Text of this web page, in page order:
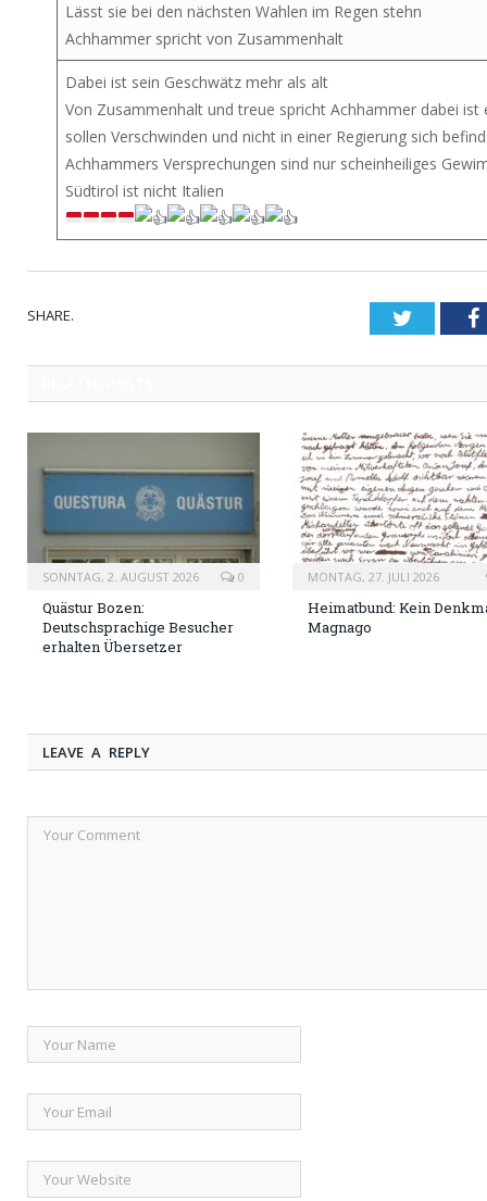
Lässt sie bei den nächsten Wahlen im Regen stehn
Achhammer spricht von Zusammenhalt
Dabei ist sein Geschwätz mehr als alt
Von Zusammenhalt und treue spricht Achhammer dabei
sollen Verschwinden und nicht in einer Regierung sich
Achhammers Versprechungen sind nur scheinheiliges
Südtirol ist nicht Italien
SHARE. Twitter
SONNTAG, 2. AUGUST 2026 0
Quästur Bozen:
Deutschsprachige Besucher
erhalten Übersetzer
MONTAG, 27. JULI 2026
Heimatbund: Kein
Magnago
LEAVE A REPLY